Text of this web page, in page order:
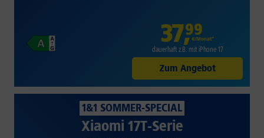
37,99
€/Monat*
dauerhaft z.B. mit iPhone 17
Zum Angebot
1&1 SOMMER-SPECIAL
Xiaomi 17T-Serie